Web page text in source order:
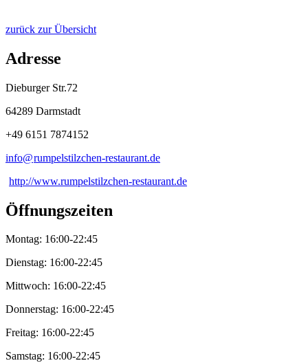
zurück zur Übersicht
Adresse
Dieburger Str.72
64289 Darmstadt
+49 6151 7874152
info@rumpelstilzchen-restaurant.de
http://www.rumpelstilzchen-restaurant.de
Öffnungszeiten
Montag: 16:00-22:45
Dienstag: 16:00-22:45
Mittwoch: 16:00-22:45
Donnerstag: 16:00-22:45
Freitag: 16:00-22:45
Samstag: 16:00-22:45